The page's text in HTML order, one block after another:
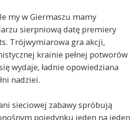
my w Giermaszu mamy
sierpniową datę premiery
Trójwymiarowa gra akcji,
krainie pełnej potworów
wydaje, ładnie opowiedziana
nadziei.
sieciowej zabawy spróbują
pojedynku jeden na jeden